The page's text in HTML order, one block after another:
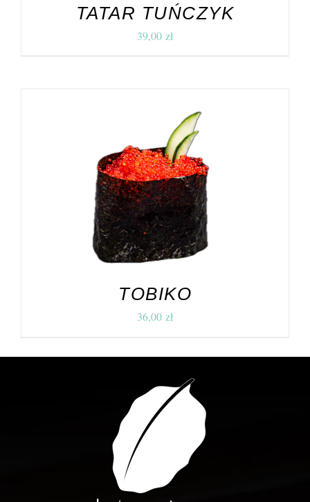
TATAR TUŃCZYK
39,00 zł
DODAJ DO KOSZYKA / SZCZEGÓŁY
TOBIKO
36,00 zł